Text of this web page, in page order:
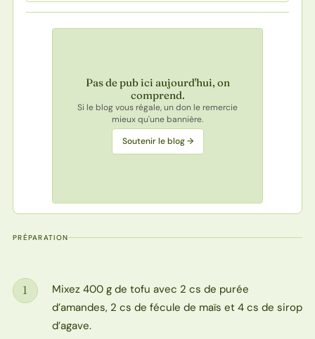
Pas de pub ici aujourd'hui, on
comprend.
Si le blog vous régale, un don le remercie
mieux qu'une bannière.
Soutenir le blog →
PRÉPARATION
Étape
1
Mixez 400 g de tofu avec 2 cs de purée
d’amandes, 2 cs de fécule de maïs et 4 cs de sirop
d’agave.